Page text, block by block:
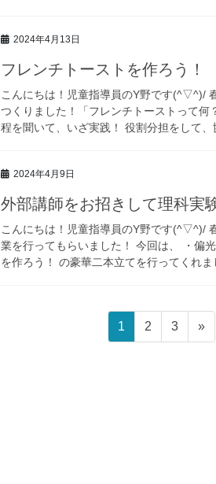
2024年4月13日
フレンチトーストを作ろう！
こんにちは！児童指導員のY野です(^▽^)/
つくりました！「フレンチトーストって
程を聞いて、いざ実践！ 役割分担をして
2024年4月9日
外部講師をお招きして理科実
こんにちは！児童指導員のY野です(^▽^)/
業を行ってもらいました！ 今回は、 ・偏
を作ろう！ の豪華二本立てを行ってくれ
固
定
1
固
定
2
固
定
3 »